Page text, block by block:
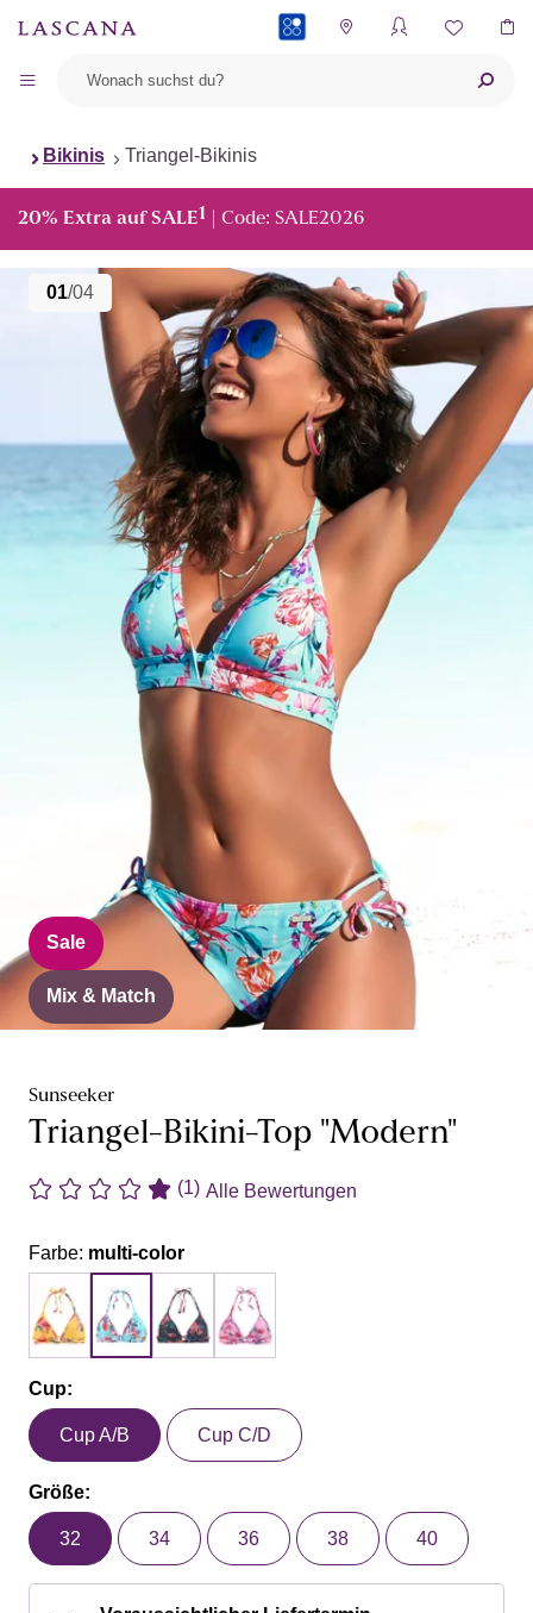
Bikinis Triangel-Bikinis
20% Extra auf SALE1 | Code: SALE2026
01/04
Sale
Mix & Match
Sunseeker
Triangel-Bikini-Top "Modern"
(1) Alle Bewertungen
Farbe: multi-color
Cup:
Cup A/B Cup C/D
Größe:
32 34 36 38 40